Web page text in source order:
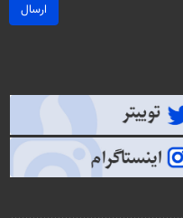
ارسال